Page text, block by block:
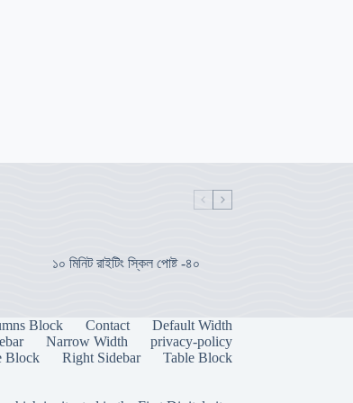
১০ মিনিট রাইটিং স্কিল পোষ্ট -৪০
Block Contact
Default Width
Narrow Width
privacy-policy
Block
Right Sidebar
Table Block